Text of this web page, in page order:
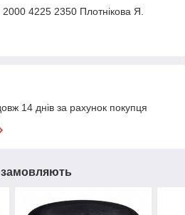
4225 2350 Плотнікова Я.
14 днів за рахунок покупця